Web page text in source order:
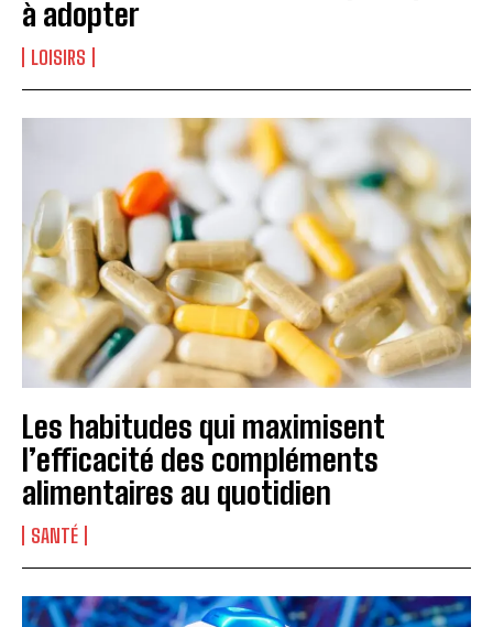
à adopter
LOISIRS
Les habitudes qui maximisent
l’efficacité des compléments
alimentaires au quotidien
SANTÉ